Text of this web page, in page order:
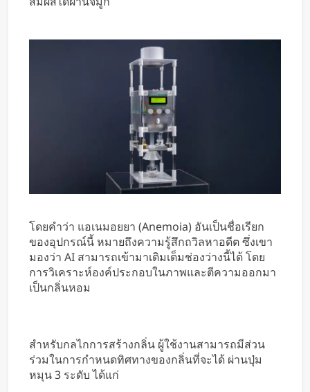
โดยคำว่า แอเนมอยยา (Anemoia) อันเป็นชื่อเรียก
ของอุปกรณ์นี้ หมายถึงความรู้สึกถวิลหาอดีต ซึ่งเขา
มองว่า AI สามารถเข้ามาเติมเต็มช่องว่างนี้ได้ โดย
การวิเคราะห์องค์ประกอบในภาพและตีความออกมา
เป็นกลิ่นหอม
สำหรับกลไกการสร้างกลิ่น ผู้ใช้งานสามารถมีส่วน
ร่วมในการกำหนดทิศทางของกลิ่นที่จะได้ ผ่านปุ่ม
หมุน 3 ระดับ ได้แก่